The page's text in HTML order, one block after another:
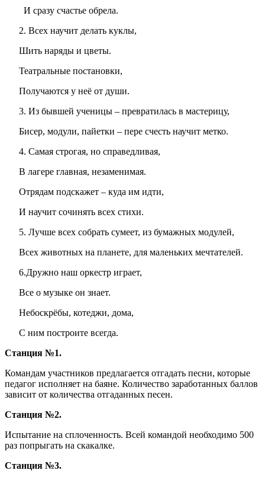
И сразу счастье обрела.
Всех научит делать куклы,
Шить наряды и цветы.
Театральные постановки,
Получаются у неё от души.
Из бывшей ученицы – превратилась в мастерицу,
Бисер, модули, пайетки – пере счесть научит метко.
Самая строгая, но справедливая,
В лагере главная, незаменимая.
Отрядам подскажет – куда им идти,
И научит сочинять всех стихи.
Лучше всех собрать сумеет, из бумажных модулей,
Всех животных на планете, для маленьких мечтателей.
6.Дружно наш оркестр играет,
Все о музыке он знает.
Небоскрёбы, котеджи, дома,
С ним построите всегда.
Станция №1.
Командам участников предлагается отгадать песни, которые
педагог исполняет на баяне. Количество заработанных баллов
зависит от количества отгаданных песен.
Станция №2.
Испытание на сплоченность. Всей командой необходимо 500
раз попрыгать на скакалке.
Станция №3.